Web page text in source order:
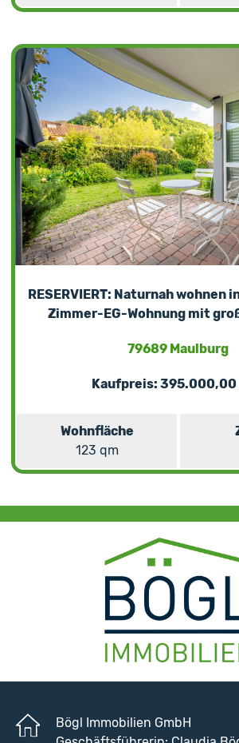
RESERVIERT: Naturnah wohnen
Zimmer-EG-Wohnung mit
79689 Maulburg
Kaufpreis: 395.000,00
Wohnfläche
123 qm
Bögl Immobilien GmbH